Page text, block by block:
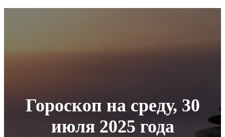
Гороскоп на среду, 30
июля 2025 года